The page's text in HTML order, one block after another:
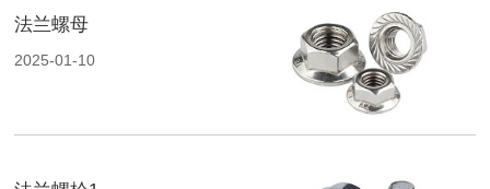
法兰螺母
2025-01-10